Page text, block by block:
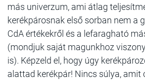
más univerzum, ami átlag
kerékpárosnak első sorban nem a
CdA értékekről és a lefaragható
(mondjuk saját magunkhoz
is). Képzeld el, hogy úgy
alattad kerékpár! Nincs súlya, amit